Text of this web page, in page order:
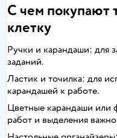
С чем покупают
клетку
Ручки и карандаши: для
заданий.
Ластик и точилка: для
карандашей к работе.
Цветные карандаши или
работ и выделения